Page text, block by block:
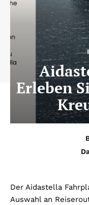
Erleben
Der Aidastella
Auswahl an